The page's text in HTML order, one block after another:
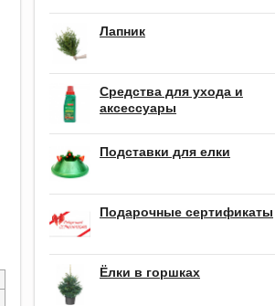
Лапник
Средства для ухода и
аксессуары
Подставки для елки
Подарочные сертификаты
Ёлки в горшках